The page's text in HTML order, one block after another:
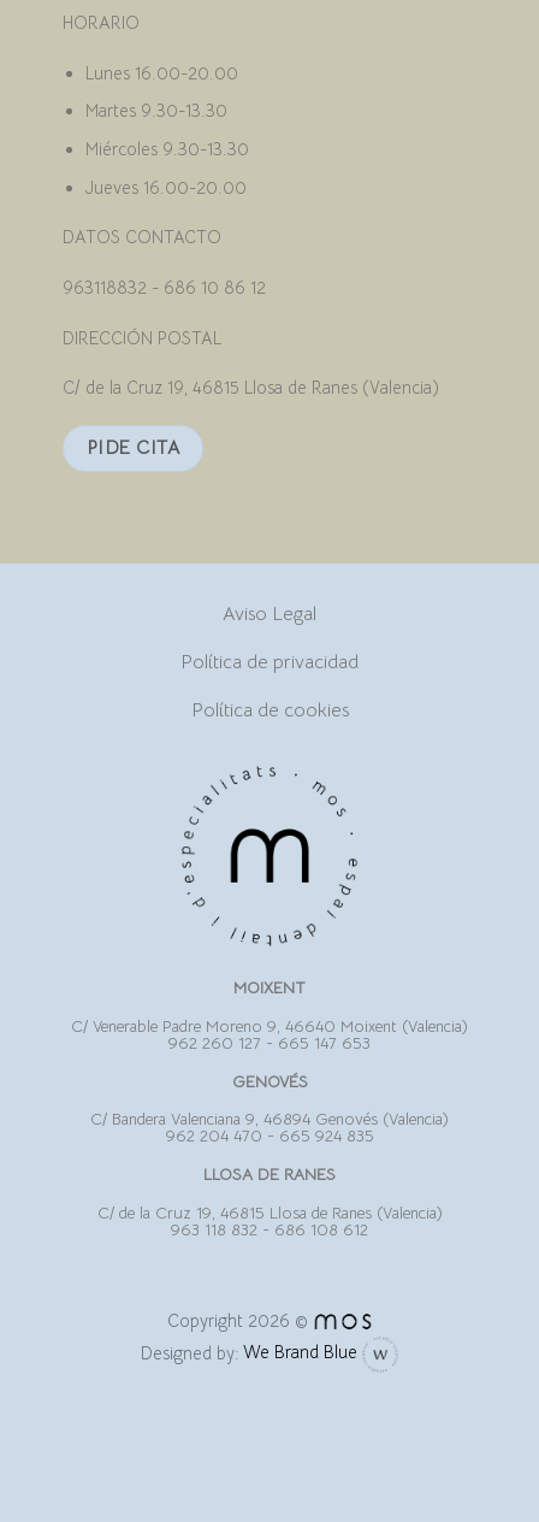
HORARIO
Lunes 16.00-20.00
Martes 9.30-13.30
Miércoles 9.30-13.30
Jueves 16.00-20.00
DATOS CONTACTO
963118832 - 686 10 86 12
DIRECCIÓN POSTAL
C/ de la Cruz 19, 46815 Llosa de Ranes (Valencia)
PIDE CITA
Aviso Legal
Política de privacidad
Política de cookies
MOIXENT
C/ Venerable Padre Moreno 9, 46640 Moixent (Valencia)
962 260 127 - 665 147 653
GENOVÉS
C/ Bandera Valenciana 9, 46894 Genovés (Valencia)
962 204 470 - 665 924 835
LLOSA DE RANES
C/ de la Cruz 19, 46815 Llosa de Ranes (Valencia)
963 118 832 - 686 108 612
Copyright 2026 ©
Designed by: We Brand Blue